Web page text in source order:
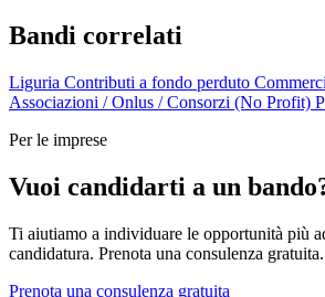
Bandi correlati
Liguria Contributi a fondo perduto
Associazioni / Onlus / Consorzi (No Profit)
Per le imprese
Vuoi candidarti a un
Ti aiutiamo a individuare le opportunità più
candidatura. Prenota una consulenza gratuita.
Prenota una consulenza gratuita